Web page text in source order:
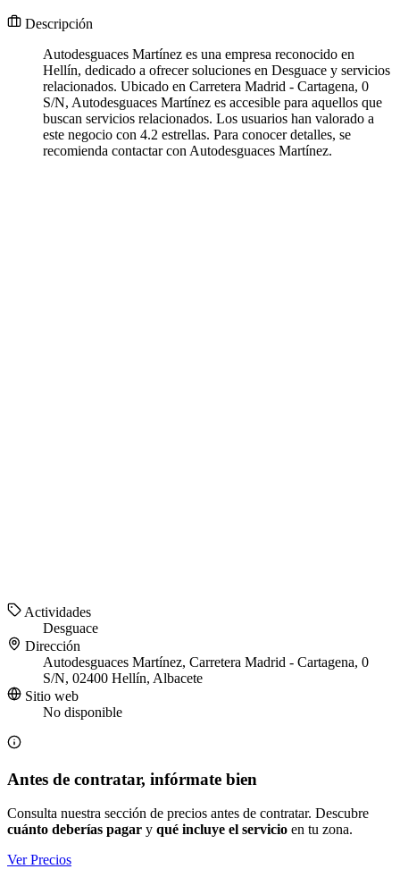
Descripción
Autodesguaces Martínez es una empresa reconocido en
Hellín, dedicado a ofrecer soluciones en Desguace y servicios
relacionados. Ubicado en Carretera Madrid - Cartagena, 0
S/N, Autodesguaces Martínez es accesible para aquellos que
buscan servicios relacionados. Los usuarios han valorado a
este negocio con 4.2 estrellas. Para conocer detalles, se
recomienda contactar con Autodesguaces Martínez.
Actividades
Desguace
Dirección
Autodesguaces Martínez, Carretera Madrid - Cartagena, 0
S/N, 02400 Hellín, Albacete
Sitio web
No disponible
Antes de contratar, infórmate bien
Consulta nuestra sección de precios antes de contratar. Descubre
cuánto deberías pagar y qué incluye el servicio en tu zona.
Ver Precios